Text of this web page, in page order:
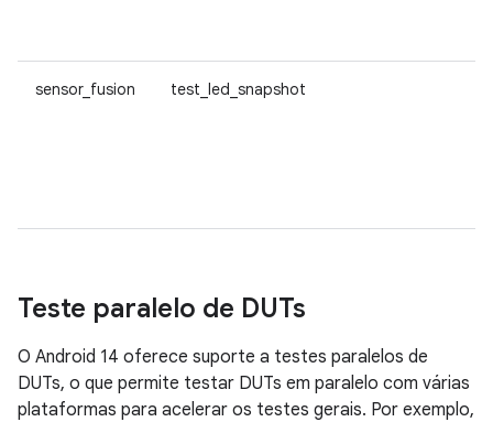
sensor_fusion test_led_snapshot
Teste paralelo de DUTs
O Android 14 oferece suporte a testes paralelos de
DUTs, o que permite testar DUTs em paralelo com várias
plataformas para acelerar os testes gerais. Por exemplo,